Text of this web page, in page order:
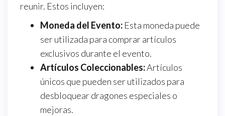
reunir. Estos incluyen:
Moneda del Evento: Esta moneda puede
ser utilizada para comprar artículos
exclusivos durante el evento.
Artículos Coleccionables:Artículos
únicos que pueden ser utilizados para
desbloquear dragones especiales o
mejoras.